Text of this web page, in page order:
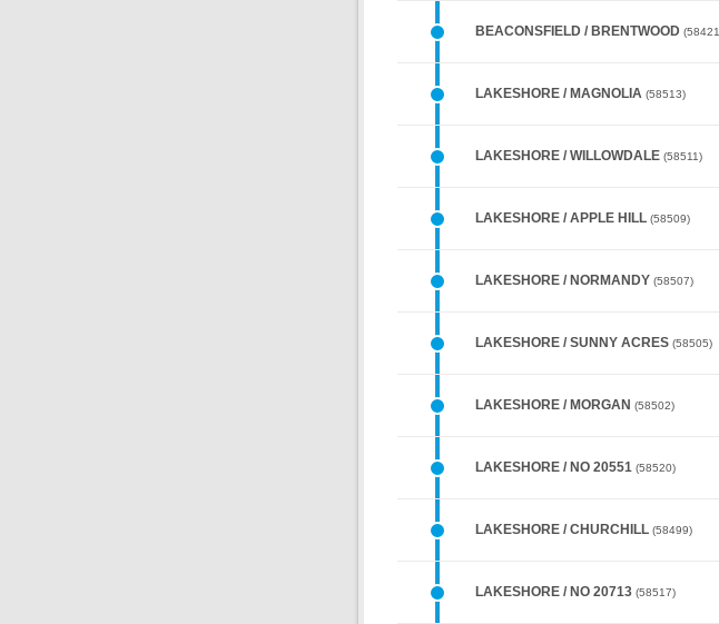
BEACONSFIELD / BRENTWOOD 58421
LAKESHORE / MAGNOLIA 58513
LAKESHORE / WILLOWDALE 58511
LAKESHORE / APPLE HILL 58509
LAKESHORE / NORMANDY 58507
LAKESHORE / SUNNY ACRES 58505
LAKESHORE / MORGAN 58502
LAKESHORE / NO 20551 58520
LAKESHORE / CHURCHILL 58499
LAKESHORE / NO 20713 58517